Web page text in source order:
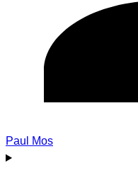
Paul Mos